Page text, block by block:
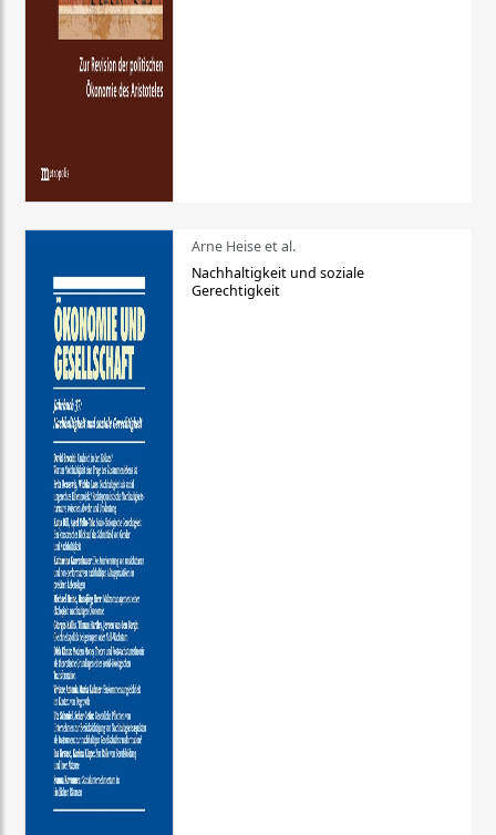
Arne Heise et al.
Nachhaltigkeit und soziale
Gerechtigkeit